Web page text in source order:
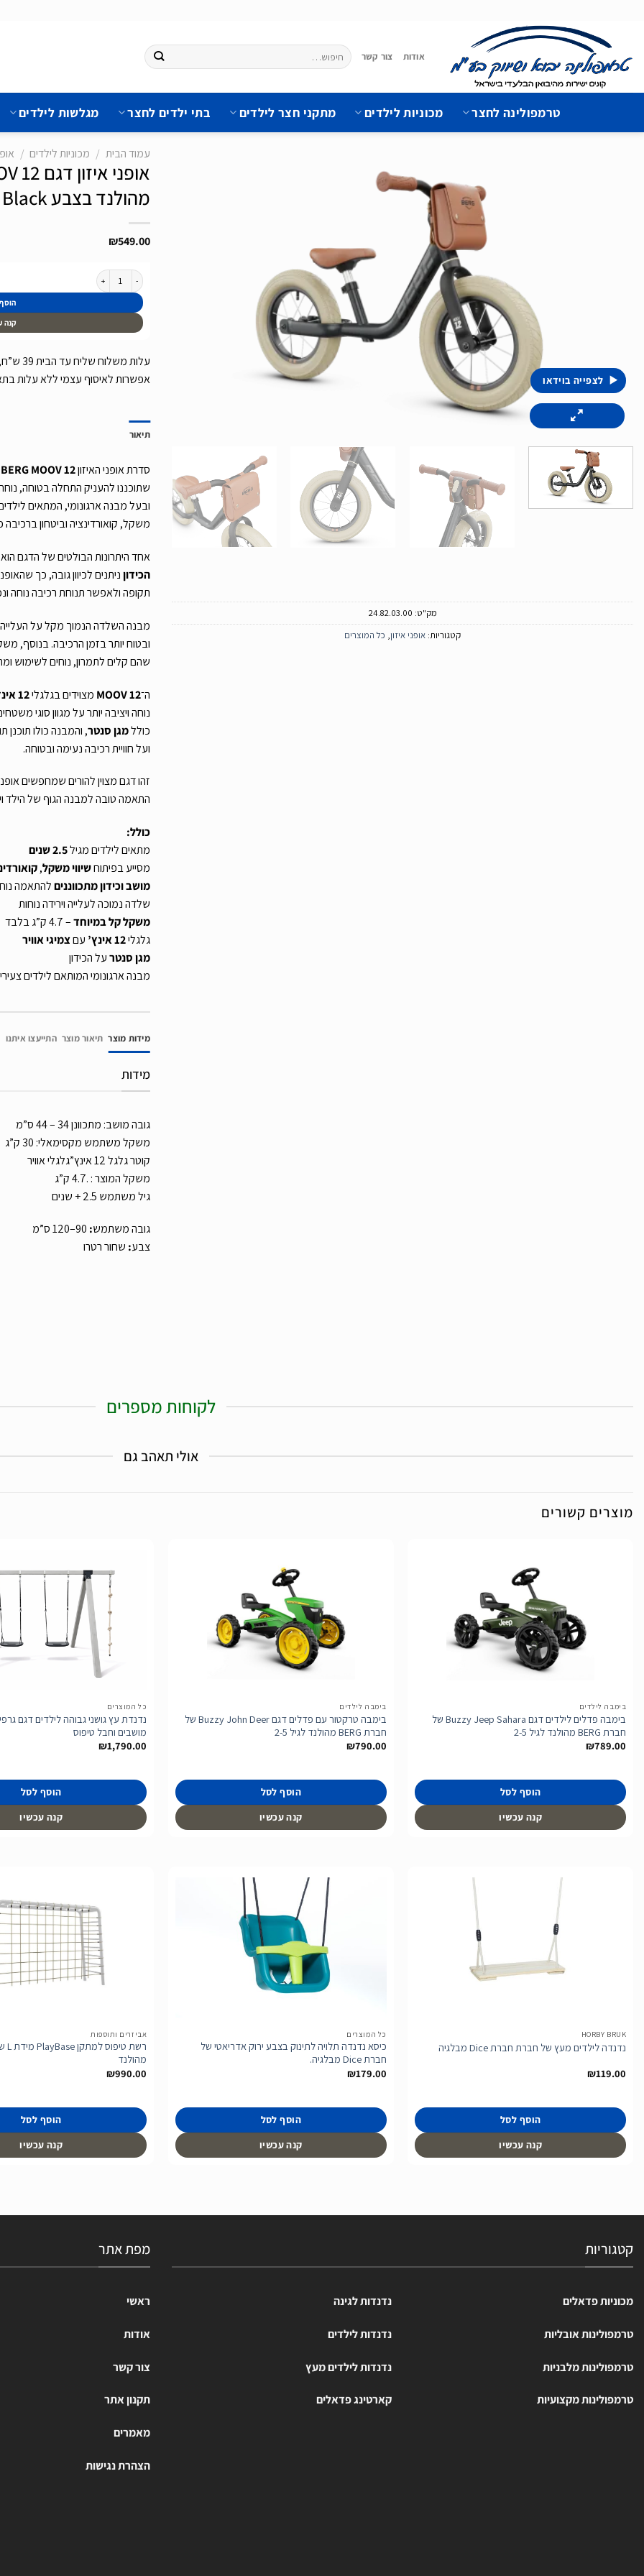
content
אודות צור קשר
חיפוש
עבור:
טרמפולינה לחצר מכוניות לילדים מתקני חצר לילדים בתי ילדים לחצר מגלשות לילדים
לצפייה בוידאו
מק"ט: 24.82.03.00
קטגוריות: אופני איזון, כל המוצרים
עמוד הבית / מכוניות לילדים /
מהולנד בצבע Retro Black כולל תיק
₪549.00
כמות של אופני איזון דגם MOOV 12 כולל צמיגי אויר של חברת BERG מהולנד בצבע Retro Black כולל תיק
קנה
אפשרות לאיסוף עצמי ללא עלות
תיאור
סדרת אופני האיזוןBERG MOOV 12
שתוכננו להעניק התחלה בטוחה,
ובעל מבנה ארגונומי, המתאים
משקל, קואורדינציה וביטחון
אחד היתרונות הבולטים של הדגם
הכידוןניתנים לכיוון גובה, כך
תקופה ולאפשר תנוחת רכיבה נוחה
מבנה השלדה הנמוך מקל על העלייה
ובטוח יותר בזמן הרכיבה. בנוסף,
שהם קלים לתמרון, נוחים לשימוש
ה־MOOV 12 מצוידים בגלגלי12 אינץ’
נוחה ויציבה יותר על מגוון סוגי
כוללמגן סנטר, והמבנה כולו
ועל חוויית רכיבה נעימה ובטוחה.
זהו דגם מצוין להורים שמחפשים
התאמה טובה למבנה הגוף של הילד
כולל:
מתאים לילדים מגיל2.5 שנים
מסייע בפיתוחשיווי משקל,
מושב וכידון מתכוונניםלהתאמה
שלדה נמוכה לעלייה וירידה נוחות
משקל קל במיוחד– 4.7 ק”ג בלבד
גלגלי12 אינץ’ עםצמיגי אוויר
מגן סנטרעל הכידון
מבנה ארגונומי המותאם לילדים
מידות מוצר תיאור מוצר התייעצו איתנו
מידות
גובה מושב: מתכוונן 34 – 44 ס”מ
משקל משתמש מקסימאלי: 30 ק”ג
קוטר גלגל 12 אינץ”גלגלי אוויר
משקל המוצר : .4.7 ק”ג
גיל משתמש 2.5 + שנים
גובה משתמש:
צבע: שחור רטרו
לקוחות מספרים
אולי תאהב גם
מוצרים קשורים
בימבה לילדים
בימבה פדלים לילדים דגם Buzzy Jeep Sahara של
חברת BERG מהולנד לגיל 2-5
₪789.00
הוסף לסל
קנה עכשיו
בימבה לילדים
בימבה טרקטור עם פדלים דגם Buzzy John Deer של
חברת BERG מהולנד לגיל 2-5
₪790.00
הוסף לסל
קנה עכשיו
כל המוצרים
מושבים וחבל טיפוס
₪1,790.00
הוסף לסל
קנה עכשיו
HORBY BRUK
נדנדה לילדים מעץ של חברת חברת Dice מבלגיה
₪119.00
הוסף לסל
קנה עכשיו
כל המוצרים
כיסא נדנדה תלויה לתינוק בצבע ירוק אדריאטי של
חברת Dice מבלגיה.
₪179.00
הוסף לסל
קנה עכשיו
אביזרים ותוספות
מהולנד
₪990.00
הוסף לסל
קנה עכשיו
קטגוריות
מכוניות פדאלים
טרמפולינות אובליות
טרמפולינות מלבניות
טרמפולינות מקצועיות
נדנדות לגינה
נדנדות לילדים
נדנדות לילדים מעץ
קארטינג פדאלים
מפת אתר
ראשי
אודות
צור קשר
תקנון אתר
מאמרים
הצהרת נגישות